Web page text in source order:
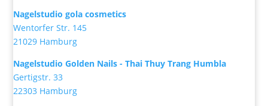
Nagelstudio gola cosmetics
Wentorfer Str. 145
21029 Hamburg
Nagelstudio Golden Nails - Thai Thuy Trang Humbla
Gertigstr. 33
22303 Hamburg